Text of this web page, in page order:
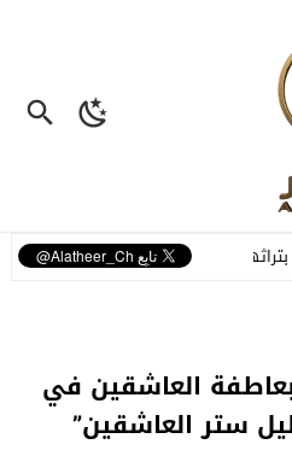
للمهرجان الوطني للفنون الشعبية
العاشقين في
ستر العاشقين”